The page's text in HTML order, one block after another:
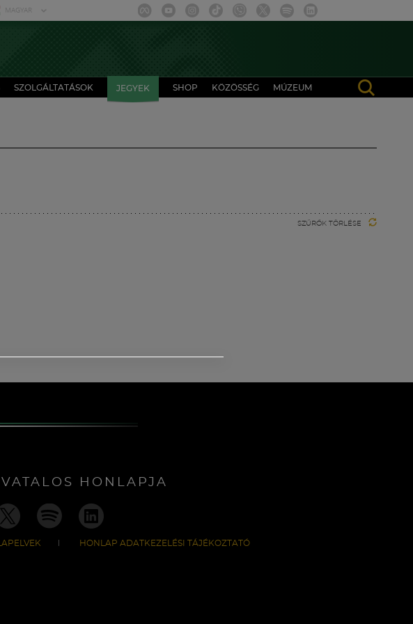
MAGYAR
SZOLGÁLTATÁSOK JEGYEK SHOP KÖZÖSSÉG MÚZEUM
SZŰRŐK TÖRLÉSE
HONLAPJA
HONLAP ADATKEZELÉSI TÁJÉKOZTATÓ